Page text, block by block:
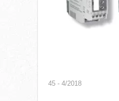
45 - 4/2018